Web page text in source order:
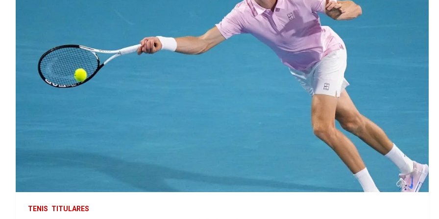
TENIS TITULARES